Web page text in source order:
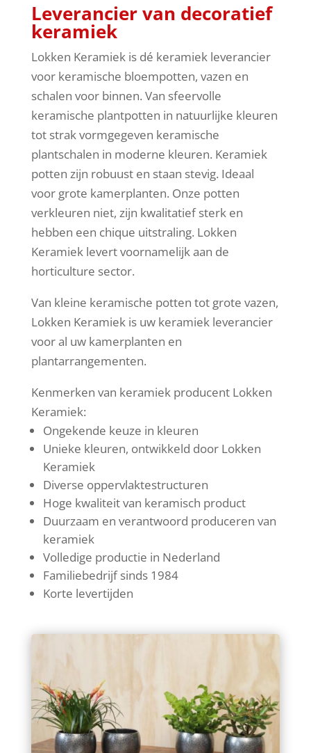
Leverancier van decoratief
keramiek
Lokken Keramiek is dé keramiek leverancier
voor keramische bloempotten, vazen en
schalen voor binnen. Van sfeervolle
keramische plantpotten in natuurlijke kleuren
tot strak vormgegeven keramische
plantschalen in moderne kleuren. Keramiek
potten zijn robuust en staan stevig. Ideaal
voor grote kamerplanten. Onze potten
verkleuren niet, zijn kwalitatief sterk en
hebben een chique uitstraling. Lokken
Keramiek levert voornamelijk aan de
horticulture sector.
Van kleine keramische potten tot grote vazen,
Lokken Keramiek is uw keramiek leverancier
voor al uw kamerplanten en
plantarrangementen.
Kenmerken van keramiek producent Lokken
Keramiek:
Ongekende keuze in kleuren
Unieke kleuren, ontwikkeld door Lokken
Keramiek
Diverse oppervlaktestructuren
Hoge kwaliteit van keramisch product
Duurzaam en verantwoord produceren van
keramiek
Volledige productie in Nederland
Familiebedrijf sinds 1984
Korte levertijden